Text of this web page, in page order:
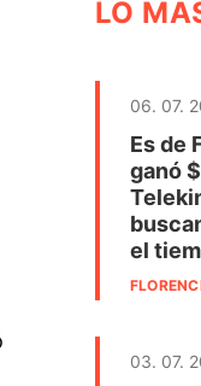
LO
06. 07.
Es de
ganó
el
03. 07.